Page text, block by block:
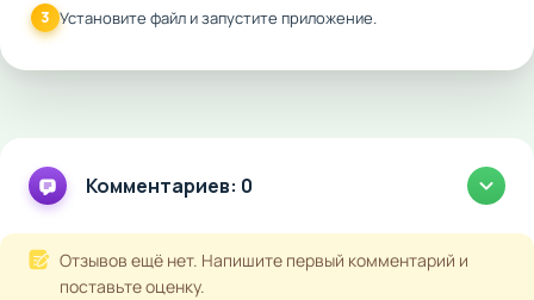
3 Установите файл и запустите приложение.
Комментариев: 0
Отзывов ещё нет. Напишите первый комментарий и
поставьте оценку.